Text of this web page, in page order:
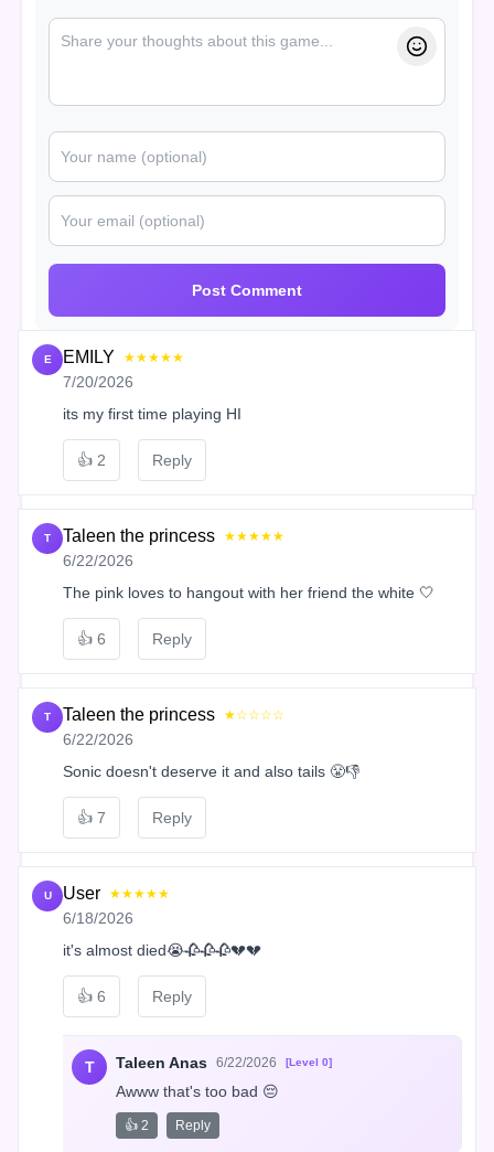
Post Comment
E EMILY ★★★★★
7/20/2026
its my first time playing HI
👍 2 Reply
T Taleen the princess ★★★★★
6/22/2026
The pink loves to hangout with her friend the white 🤍
👍 6 Reply
T Taleen the princess ★☆☆☆☆
6/22/2026
Sonic doesn't deserve it and also tails 😤👎
👍 7 Reply
U User ★★★★★
6/18/2026
it's almost died😭🥀🥀🥀💔💔
👍 6 Reply
T Taleen Anas 6/22/2026 [Level 0]
Awww that's too bad 😔
👍 2 Reply